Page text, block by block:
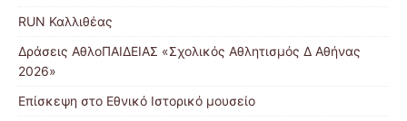
RUN Καλλιθέας
Δράσεις ΑθλοΠΑΙΔΕΙΑΣ «Σχολικός Αθλητισμός Δ Αθήνας
2026»
Επίσκεψη στο Εθνικό Ιστορικό μουσείο